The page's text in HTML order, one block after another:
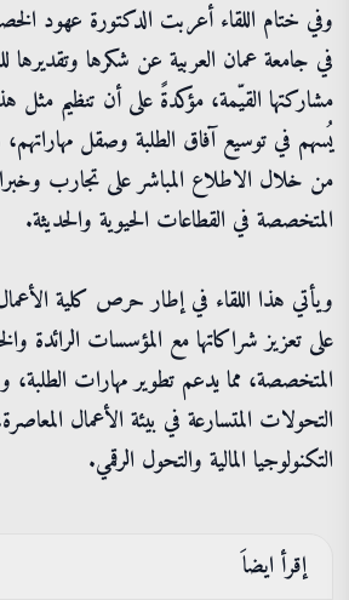
وفي ختام اللقاء أعربت الدكتورة عهود
في جامعة عمان العربية عن شكرها وتقديرها
مشاركتها القيّمة، مؤكدةً على أن تنظيم مثل
يُسهم في توسيع آفاق الطلبة وصقل مهاراتهم،
من خلال الاطلاع المباشر على تجارب
المتخصصة في القطاعات الحيوية والحديثة.
ويأتي هذا اللقاء في إطار حرص كلية
على تعزيز شراكاتها مع المؤسسات الرائدة
المتخصصة، مما يدعم تطوير مهارات
التحولات المتسارعة في بيئة الأعمال
التكنولوجيا المالية والتحول الرقمي.
إقرأ ايضاَ